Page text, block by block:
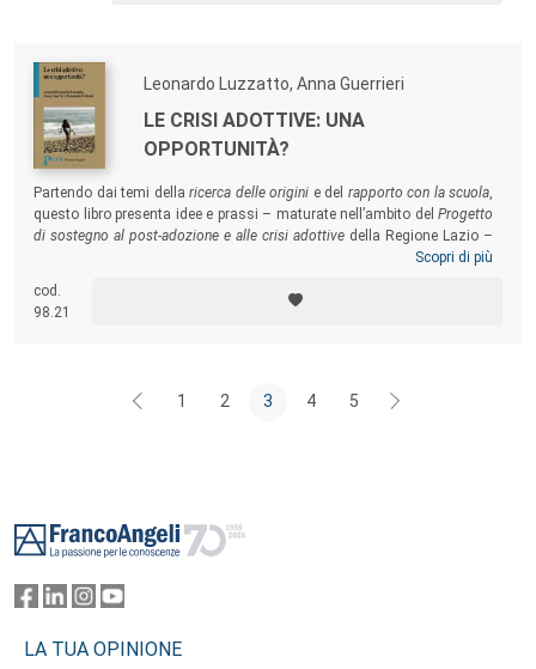
Leonardo Luzzatto, Anna Guerrieri
LE CRISI ADOTTIVE: UNA
OPPORTUNITÀ?
Partendo dai temi della ricerca delle origini e del rapporto con la scuola
questo libro presenta idee e prassi – maturate nell’ambito del Progetto
di sostegno al post-adozione e alle crisi adottive della Regione Lazio –
per intervenire a sostegno delle famiglie adottive, che affrontano
libro racconta questo processo, dal monitoraggio delle adozioni,
attraverso il lavoro clinico con gli utenti e quello di supervisione con gli
Scopri di più
cod.
98.21
1 2 3 4 5
LA TUA OPINIONE